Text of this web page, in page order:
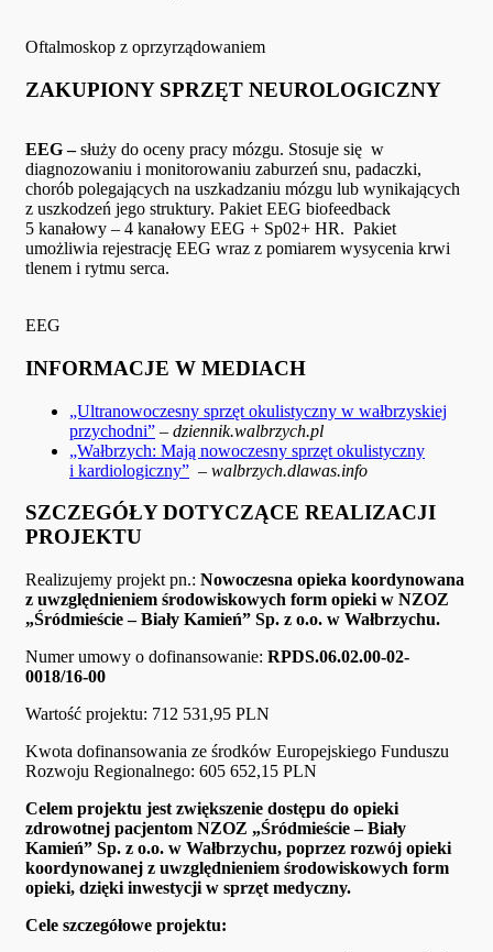
Oftalmoskop z oprzyrządowaniem
ZAKUPIONY SPRZĘT NEUROLOGICZNY
EEG –służy do oceny pracy mózgu. Stosuje się w
diagnozowaniu i monitorowaniu zaburzeń snu, padaczki,
chorób polegających na uszkadzaniu mózgu lub wynikających
z uszkodzeń jego struktury. Pakiet EEG biofeedback
5 kanałowy – 4 kanałowy EEG + Sp02+ HR. Pakiet
umożliwia rejestrację EEG wraz z pomiarem wysycenia krwi
tlenem i rytmu serca.
EEG
INFORMACJE W MEDIACH
„Ultranowoczesny sprzęt okulistyczny w wałbrzyskiej
przychodni” – dziennik.walbrzych.pl
„Wałbrzych: Mają nowoczesny sprzęt okulistyczny
i kardiologiczny” – walbrzych.dlawas.info
SZCZEGÓŁY DOTYCZĄCE REALIZACJI
PROJEKTU
Realizujemy projekt pn.: Nowoczesna opieka koordynowana
z uwzględnieniem środowiskowych form opieki w NZOZ
„Śródmieście – Biały Kamień” Sp. z o.o. w Wałbrzychu.
Numer umowy o dofinansowanie: RPDS.06.02.00-02-
0018/16-00
Wartość projektu: 712 531,95 PLN
Kwota dofinansowania ze środków Europejskiego Funduszu
Rozwoju Regionalnego: 605 652,15 PLN
Celem projektu jest zwiększenie dostępu do opieki
zdrowotnej pacjentom NZOZ „Śródmieście – Biały
Kamień” Sp. z o.o. w Wałbrzychu, poprzez rozwój opieki
koordynowanej z uwzględnieniem środowiskowych form
opieki, dzięki inwestycji w sprzęt medyczny.
Cele szczegółowe projektu: